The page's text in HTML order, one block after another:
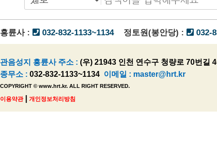
흥륜사 : 032-832-1133~1134정토원(봉안당) : 032-
관음성지 흥륜사 주소 : (우) 21943 인천 연수구 청량로 70번길
종무소 : 032-832-1133~1134 이메일 : master@hrt.kr
COPYRIGHT © www.hrt.kr. ALL RIGHT RESERVED.
이용약관| 개인정보처리방침